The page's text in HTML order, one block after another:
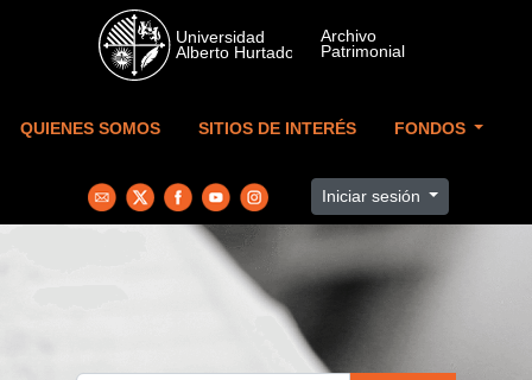
Skip to main content
QUIENES SOMOS SITIOS DE INTERÉS FONDOS
Iniciar sesión